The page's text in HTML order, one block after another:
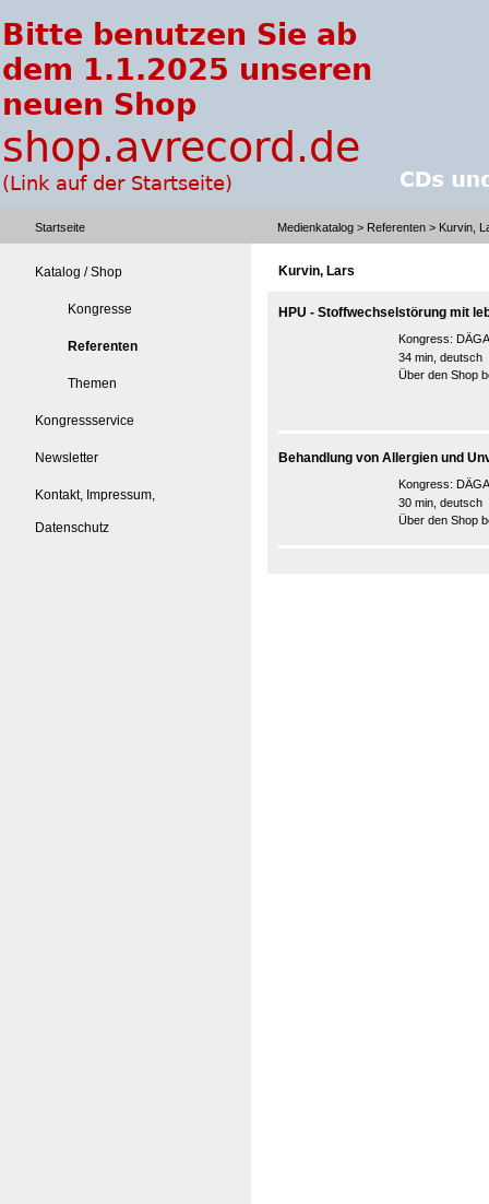
Startseite Medienkatalog > Referenten > Kurvin,
Katalog / Shop
Kongresse
Referenten
Themen
Kongressservice
Newsletter
Kontakt, Impressum,
Datenschutz
Kurvin, Lars
HPU - Stoffwechselstörung mit
Kongress:
34 min, deutsch
Über den Shop
Behandlung von Allergien und
Kongress:
30 min, deutsch
Über den Shop